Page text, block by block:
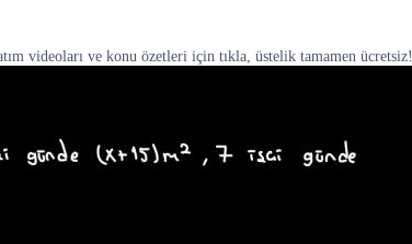
videoları ve konu özetleri için tıkla, üstelik tamamen ücretsiz!